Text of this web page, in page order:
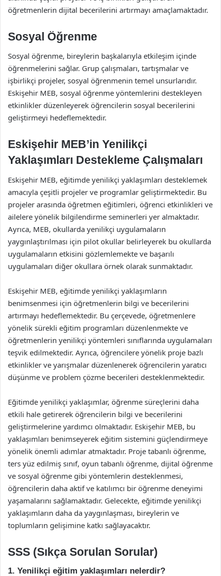
öğretmenlerin dijital becerilerini artırmayı amaçlamaktadır.
Sosyal Öğrenme
Sosyal öğrenme, bireylerin başkalarıyla etkileşim içinde
öğrenmelerini sağlar. Grup çalışmaları, tartışmalar ve
işbirlikçi projeler, sosyal öğrenmenin temel unsurlarıdır.
Eskişehir MEB, sosyal öğrenme yöntemlerini destekleyen
etkinlikler düzenleyerek öğrencilerin sosyal becerilerini
geliştirmeyi hedeflemektedir.
Eskişehir MEB’in Yenilikçi
Yaklaşımları Destekleme Çalışmaları
Eskişehir MEB, eğitimde yenilikçi yaklaşımları desteklemek
amacıyla çeşitli projeler ve programlar geliştirmektedir. Bu
projeler arasında öğretmen eğitimleri, öğrenci etkinlikleri ve
ailelere yönelik bilgilendirme seminerleri yer almaktadır.
Ayrıca, MEB, okullarda yenilikçi uygulamaların
yaygınlaştırılması için pilot okullar belirleyerek bu okullarda
uygulamaların etkisini gözlemlemekte ve başarılı
uygulamaları diğer okullara örnek olarak sunmaktadır.
Eskişehir MEB, eğitimde yenilikçi yaklaşımların
benimsenmesi için öğretmenlerin bilgi ve becerilerini
artırmayı hedeflemektedir. Bu çerçevede, öğretmenlere
yönelik sürekli eğitim programları düzenlenmekte ve
öğretmenlerin yenilikçi yöntemleri sınıflarında uygulamaları
teşvik edilmektedir. Ayrıca, öğrencilere yönelik proje bazlı
etkinlikler ve yarışmalar düzenlenerek öğrencilerin yaratıcı
düşünme ve problem çözme becerileri desteklenmektedir.
Eğitimde yenilikçi yaklaşımlar, öğrenme süreçlerini daha
etkili hale getirerek öğrencilerin bilgi ve becerilerini
geliştirmelerine yardımcı olmaktadır. Eskişehir MEB, bu
yaklaşımları benimseyerek eğitim sistemini güçlendirmeye
yönelik önemli adımlar atmaktadır. Proje tabanlı öğrenme,
ters yüz edilmiş sınıf, oyun tabanlı öğrenme, dijital öğrenme
ve sosyal öğrenme gibi yöntemlerin desteklenmesi,
öğrencilerin daha aktif ve katılımcı bir öğrenme deneyimi
yaşamalarını sağlamaktadır. Gelecekte, eğitimde yenilikçi
yaklaşımların daha da yaygınlaşması, bireylerin ve
toplumların gelişimine katkı sağlayacaktır.
SSS (Sıkça Sorulan Sorular)
1. Yenilikçi eğitim yaklaşımları nelerdir?